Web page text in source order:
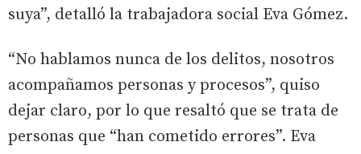
suya”, detalló la trabajadora social Eva Gómez.
“No hablamos nunca de los delitos, nosotros
acompañamos personas y procesos”, quiso
dejar claro, por lo que resaltó que se trata de
personas que “han cometido errores”. Eva